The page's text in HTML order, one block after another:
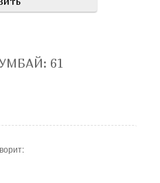
: 61